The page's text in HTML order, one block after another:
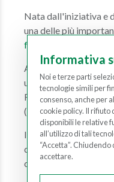
Nata dall'iniziativa e
una delle più
funebre
Adesso il progetto si
una rete di società di
Federazione del
(FederCoFit),
Il servizio esiste da
dove ha preso
convenienza
Informativa
Noi e terze parti
tecnologie simili per
consenso, anche per
cookie policy. Il rifiuto
disponibili le relative
all’utilizzo di tali
“Accetta”.
accettare.